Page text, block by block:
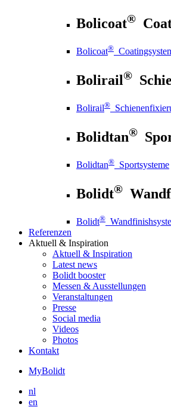
Bolicoat®
Bolicoat®
Bolirail®
Bolirail®
Bolidtan®
Bolidtan® Sportsysteme
Bolidt®
Bolidt®
Referenzen
Aktuell & Inspiration
Aktuell & Inspiration
Latest news
Bolidt booster
Messen & Ausstellungen
Veranstaltungen
Presse
Social media
Videos
Photos
Kontakt
MyBolidt
nl
en